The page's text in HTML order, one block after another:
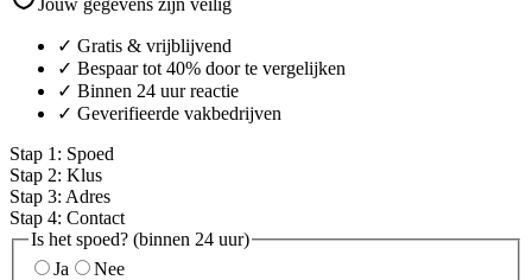
✓ Gratis & vrijblijvend
✓ Bespaar tot 40% door te vergelijken
✓ Binnen 24 uur reactie
✓ Geverifieerde vakbedrijven
Stap 1 : Spoed
Stap 2: Klus
Stap 3: Adres
Stap 4: Contact
Is het spoed? (binnen 24 uur)
Ja
Nee